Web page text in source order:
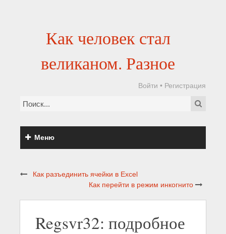
Как человек стал
великаном. Разное
Войти • Регистрация
Меню
Как разъединить ячейки в Excel
Как перейти в режим инкогнито
Regsvr32: подробное